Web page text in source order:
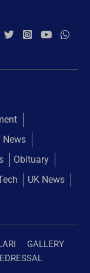
News
Obituary
UK News
GALLERY